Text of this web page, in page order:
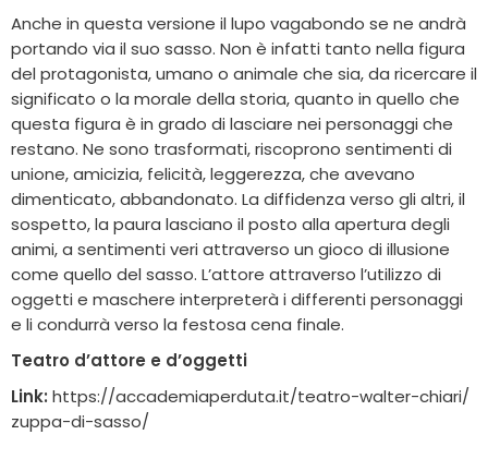
Anche in questa versione il lupo vagabondo se ne andrà
portando via il suo sasso. Non è infatti tanto nella figura
del protagonista, umano o animale che sia, da ricercare il
significato o la morale della storia, quanto in quello che
questa figura è in grado di lasciare nei personaggi che
restano. Ne sono trasformati, riscoprono sentimenti di
unione, amicizia, felicità, leggerezza, che avevano
dimenticato, abbandonato. La diffidenza verso gli altri, il
sospetto, la paura lasciano il posto alla apertura degli
animi, a sentimenti veri attraverso un gioco di illusione
come quello del sasso. L’attore attraverso l’utilizzo di
oggetti e maschere interpreterà i differenti personaggi
e li condurrà verso la festosa cena finale.
Teatro d’attore e d’oggetti
Link: https://accademiaperduta.it/teatro-walter-chiari/
zuppa-di-sasso/